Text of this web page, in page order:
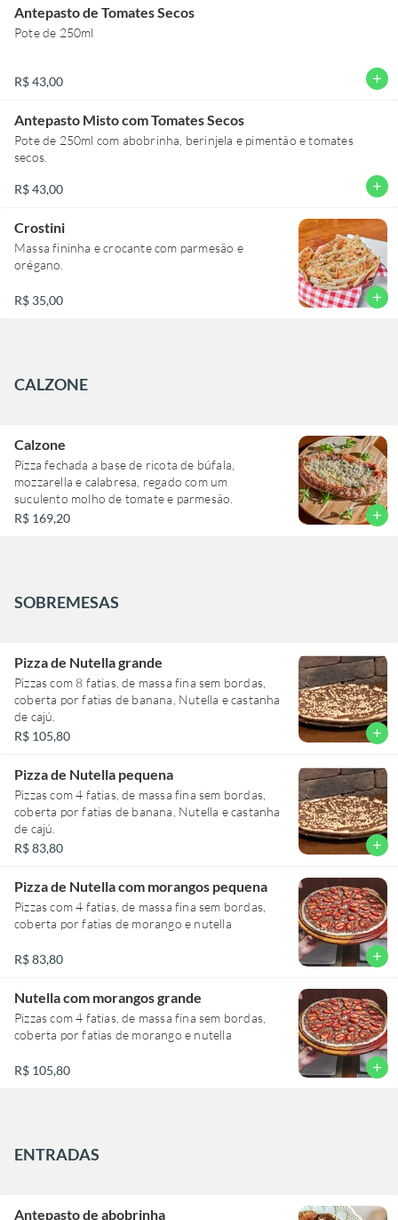
Antepasto de Tomates Secos
Pote de 250ml
R$ 43,00 add
Antepasto Misto com Tomates Secos
Pote de 250ml com abobrinha, berinjela e pimentão e tomates
secos.
R$ 43,00 add
Crostini
Massa fininha e crocante com parmesão e
orégano.
R$ 35,00 add
CALZONE
Calzone
Pizza fechada a base de ricota de búfala,
mozzarella e calabresa, regado com um
suculento molho de tomate e parmesão.
R$ 169,20
add
SOBREMESAS
Pizza de Nutella grande
Pizzas com 8 fatias, de massa fina sem bordas,
coberta por fatias de banana, Nutella e castanha
de cajú.
R$ 105,80
add
Pizza de Nutella pequena
Pizzas com 4 fatias, de massa fina sem bordas,
coberta por fatias de banana, Nutella e castanha
de cajú.
R$ 83,80
add
Pizza de Nutella com morangos pequena
Pizzas com 4 fatias, de massa fina sem bordas,
coberta por fatias de morango e nutella
R$ 83,80 add
Nutella com morangos grande
Pizzas com 4 fatias, de massa fina sem bordas,
coberta por fatias de morango e nutella
R$ 105,80 add
ENTRADAS
Antepasto de abobrinha